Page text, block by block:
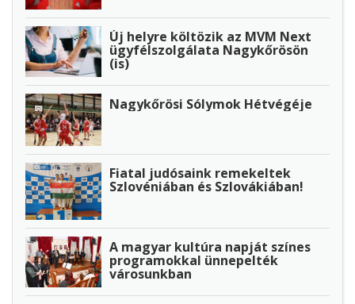
Új helyre költözik az MVM Next
ügyfélszolgálata Nagykőrösön
(is)
Nagykőrösi Sólymok Hétvégéje
Fiatal judósaink remekeltek
Szlovéniában és Szlovákiában!
A magyar kultúra napját színes
programokkal ünnepelték
városunkban